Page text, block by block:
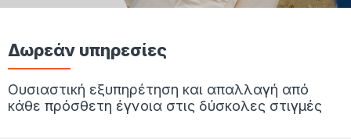
Δωρεάν υπηρεσίες
Ουσιαστική εξυπηρέτηση και απαλλαγή από
κάθε πρόσθετη έγνοια στις δύσκολες στιγμές